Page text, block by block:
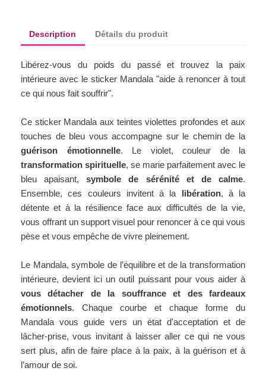
Description Détails du produit
Libérez-vous du poids du passé et trouvez la paix
intérieure avec le sticker Mandala "aide à renoncer à tout
ce qui nous fait souffrir".
Ce sticker Mandala aux teintes violettes profondes et aux
touches de bleu vous accompagne sur le chemin de la
guérison émotionnelle. Le violet, couleur de la
transformation spirituelle, se marie parfaitement avec le
bleu apaisant,symbole de sérénité et de calme.
Ensemble, ces couleurs invitent à la libération, à la
détente et à la résilience face aux difficultés de la vie,
vous offrant un support visuel pour renoncer à ce qui vous
pèse et vous empêche de vivre pleinement.
Le Mandala, symbole de l’équilibre et de la transformation
intérieure, devient ici un outil puissant pour vous aider à
vous détacher de la souffrance et des fardeaux
émotionnels. Chaque courbe et chaque forme du
Mandala vous guide vers un état d'acceptation et de
lâcher-prise, vous invitant à laisser aller ce qui ne vous
sert plus, afin de faire place à la paix, à la guérison et à
l’amour de soi.